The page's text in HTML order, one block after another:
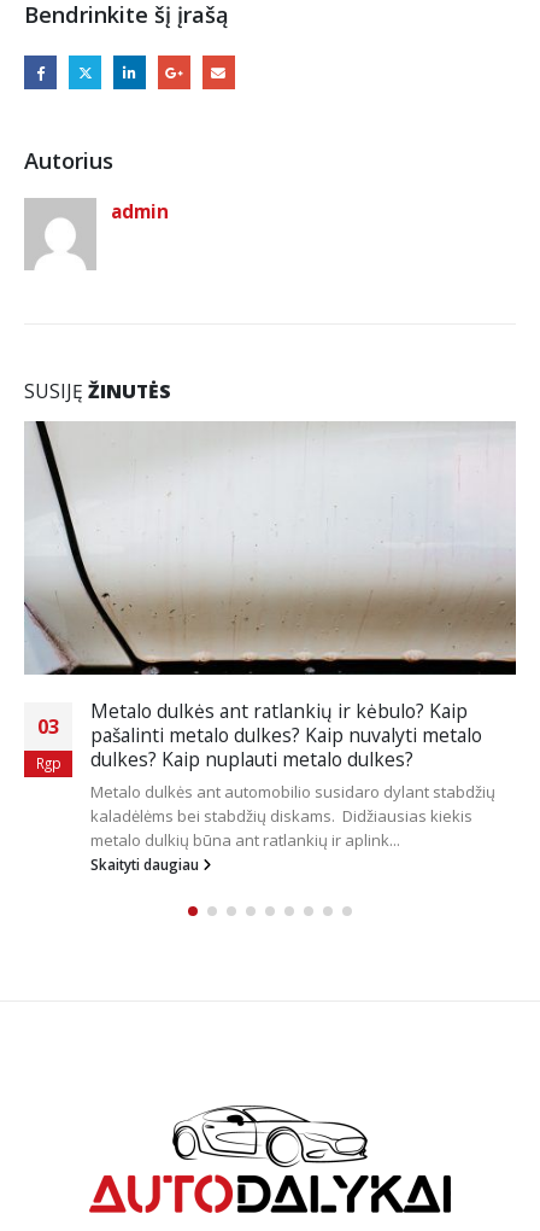
dažniausios
plaunant
automobilį
Bendrinkite šį įrašą
Autorius
admin
SUSIJĘ ŽINUTĖS
17
Spa
Priemonės stiklo poliravimui
Poliravimo mašinėlėsLiquid Elements T4200 MK2
ekscentrinė poliravimo mašinėlėLiquid Elements T4500
PRO ekcentrinė poliravimo mašinėlėLiquid Elements
Terminator V2...
Skaityti daugiau